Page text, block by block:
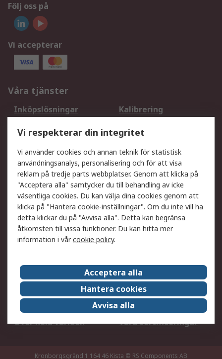
Följ oss på
Vi accepterar
Våra tjänster
Inköpslösningar
Kalibrering
DesignSpark
Teknisk Support
Ditt lokala säljteam
Exportlösningar
Support
Få hjälp
Retur av varor
Leverans
Spåra din order
Begär en fakturakopi
Fördelar med RS-konto
Betalningsalternativ
Om RS
Försäljningsvillkor
Det juridiska
Press Centre
Jobba hos RS
ESG
Över hela världen
Våra certificeringar
Kronborgsgränd 1 164 46 Kista © RS Components AB
Vi respekterar din integritet
Vi använder cookies och annan teknik för statistisk
användningsanalys, personalisering och för att visa
reklam på tredje parts webbplatser. Genom att klicka på
"Acceptera alla" samtycker du till behandling av icke
väsentliga cookies. Du kan välja dina cookies genom att
klicka på "Hantera cookie-inställningar". Om du inte vill ha
detta klickar du på "Avvisa alla". Detta kan begränsa
åtkomsten till vissa funktioner. Du kan hitta mer
information i vårcookie policy.
Acceptera alla
Hantera cookies
Avvisa alla